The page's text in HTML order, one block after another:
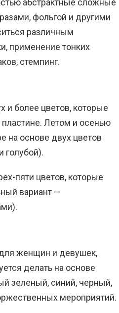
абстрактные сложные
фольгой и другими
различным
применение тонких
стемпинг.
и более цветов, которые
пластине. Летом и осенью
на основе двух цветов
голубой).
пяти цветов, которые
вариант —
женщин и девушек,
делать на основе
зеленый, синий, черный,
мероприятий.